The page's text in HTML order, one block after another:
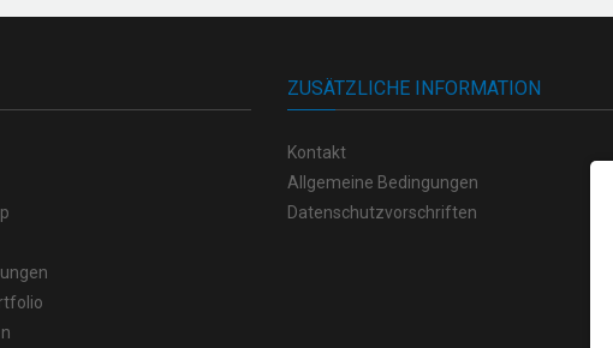
ZUSÄTZLICHE INFORMATION
Kontakt
Allgemeine Bedingungen
Datenschutzvorschriften